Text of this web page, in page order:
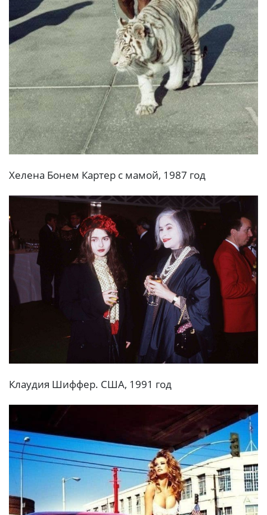
Хелена Бонем Картер с мамой, 1987 год
Клaудия Шиффep. CШA, 1991 год